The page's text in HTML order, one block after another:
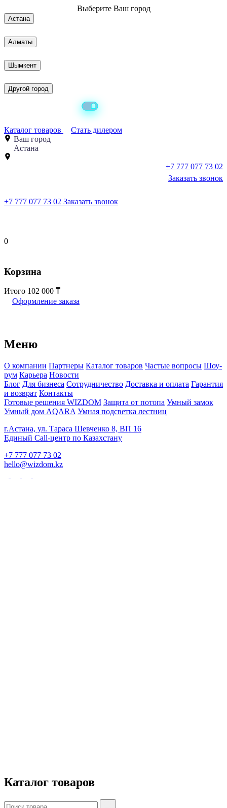
Выберите Ваш город
Астана
Алматы
Шымкент
Другой город
Каталог товаров
Стать дилером
Ваш город
Астана
+7 777 077 73 02
Заказать звонок
+7 777 077 73 02 Заказать звонок
0
Корзина
Итого 102 000
Оформление заказа
Меню
О компании Партнеры Каталог товаров Частые вопросы Шоу-
рум Карьера Новости
Блог Для бизнеса Сотрудничество Доставка и оплата Гарантия
и возврат Контакты
Готовые решения WIZDOM Защита от потопа Умный замок
Умный дом AQARA Умная подсветка лестниц
г.Астана, ул. Тараса Шевченко 8, ВП 16
Единый Call-центр по Казахстану
+7 777 077 73 02
hello@wizdom.kz
Каталог товаров